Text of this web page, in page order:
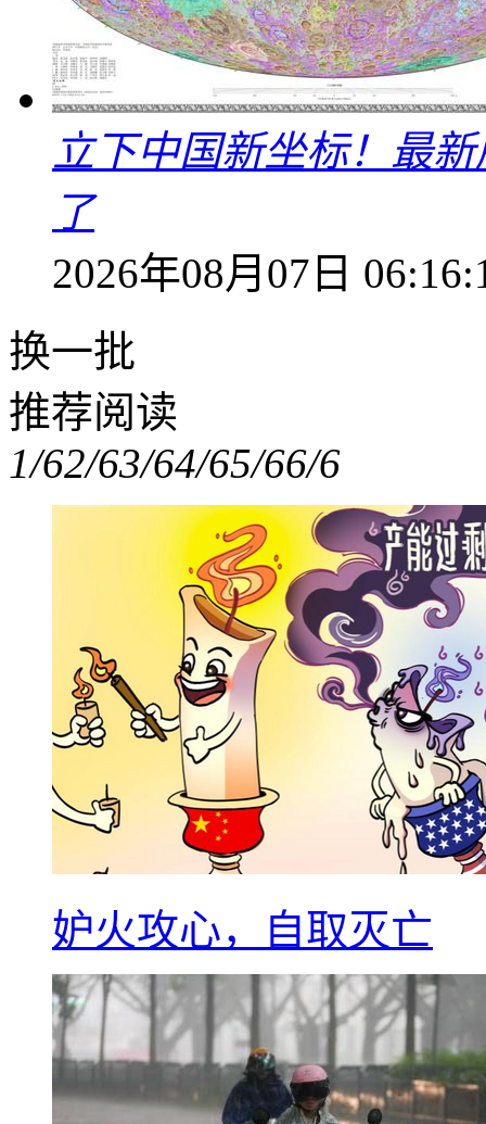
立下中国新坐标！最
了
2026年08月07日
换一批
推荐阅读
1/62/63/64/65/66/6
妒火攻心，自取灭亡